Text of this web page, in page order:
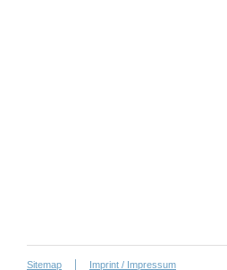
Sitemap Imprint / Impressum